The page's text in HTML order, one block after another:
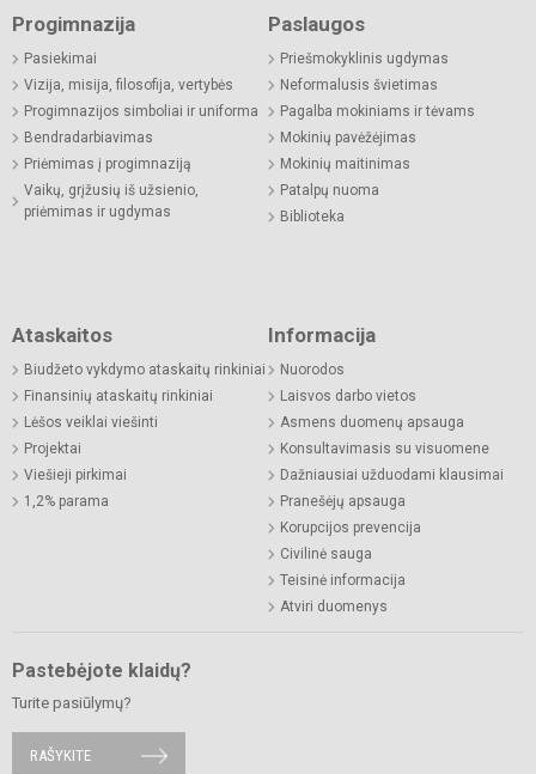
Progimnazija
Pasiekimai
Vizija, misija, filosofija, vertybės
Progimnazijos simboliai ir uniforma
Bendradarbiavimas
Priėmimas į progimnaziją
Vaikų, grįžusių iš užsienio,
priėmimas ir ugdymas
Paslaugos
Priešmokyklinis ugdymas
Neformalusis švietimas
Pagalba mokiniams ir tėvams
Mokinių pavėžėjimas
Mokinių maitinimas
Patalpų nuoma
Biblioteka
Ataskaitos
Biudžeto vykdymo ataskaitų rinkiniai
Finansinių ataskaitų rinkiniai
Lėšos veiklai viešinti
Projektai
Viešieji pirkimai
1,2% parama
Informacija
Nuorodos
Laisvos darbo vietos
Asmens duomenų apsauga
Konsultavimasis su visuomene
Dažniausiai užduodami klausimai
Pranešėjų apsauga
Korupcijos prevencija
Civilinė sauga
Teisinė informacija
Atviri duomenys
Pastebėjote klaidų?
Turite pasiūlymų?
RAŠYKITE